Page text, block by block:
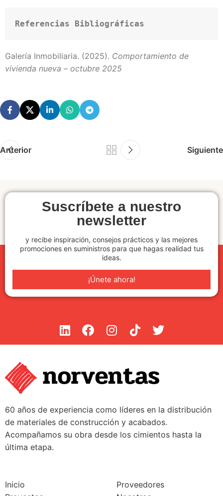
Referencias Bibliográficas
Galería Inmobiliaria. (2025). Comportamiento de
vivienda nueva – octubre 2025
Anterior Siguiente
Suscríbete a nuestro
newsletter
y recibe inspiración, consejos prácticos y las mejores
promociones en suministros para que hagas realidad tus
ideas.
¡Únete ahora!
60 años de experiencia como líderes en la distribución
de materiales de construcción y acabados.
Acompañamos su obra desde los cimientos hasta la
última etapa.
Inicio
Proveedores